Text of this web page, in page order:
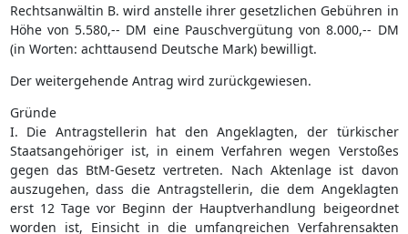
Rechtsanwältin B. wird anstelle ihrer gesetzlichen Gebühren in
Höhe von 5.580,-- DM eine Pauschvergütung von 8.000,-- DM
(in Worten: achttausend Deutsche Mark) bewilligt.
Der weitergehende Antrag wird zurückgewiesen.
Gründe
I. Die Antragstellerin hat den Angeklagten, der türkischer
Staatsangehöriger ist, in einem Verfahren wegen Verstoßes
gegen das BtM-Gesetz vertreten. Nach Aktenlage ist davon
auszugehen, dass die Antragstellerin, die dem Angeklagten
erst 12 Tage vor Beginn der Hauptverhandlung beigeordnet
worden ist, Einsicht in die umfangreichen Verfahrensakten